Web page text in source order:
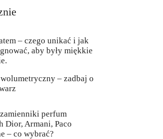
– czego unikać i jak
aby były miękkie
– zadbaj o
zamienniki perfum
Dior, Armani, Paco
– co wybrać?